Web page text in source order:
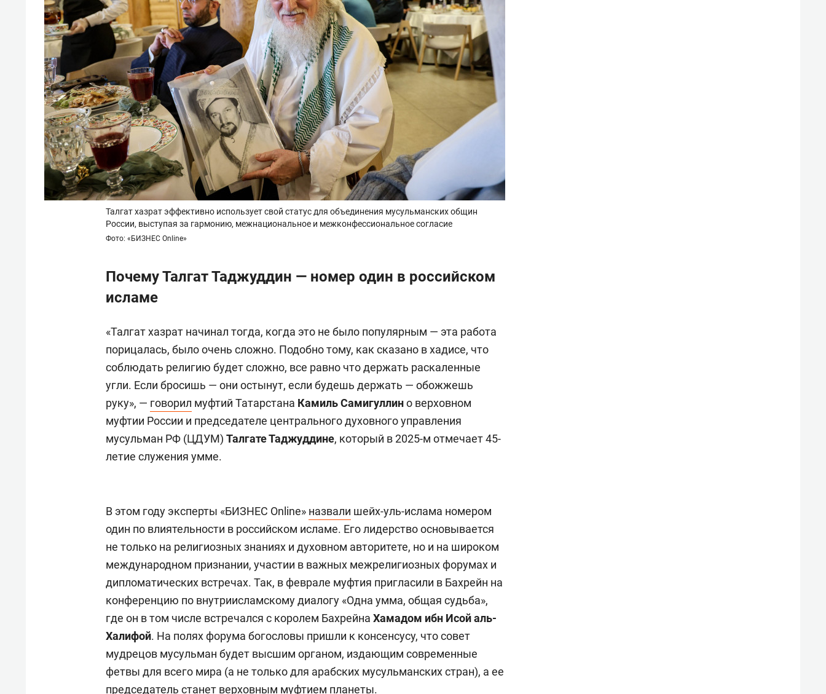
Талгат хазрат эффективно использует свой статус для объединения мусульманских общин
России, выступая за гармонию, межнациональное и межконфессиональное согласие
Фото: «БИЗНЕС Online»
Почему Талгат Таджуддин — номер один в российском
исламе
«Талгат хазрат начинал тогда, когда это не было популярным — эта работа
порицалась, было очень сложно. Подобно тому, как сказано в хадисе, что
соблюдать религию будет сложно, все равно что держать раскаленные
угли. Если бросишь — они остынут, если будешь держать — обожжешь
руку», — говорил муфтий Татарстана Камиль Самигуллино верховном
муфтии России и председателе центрального духовного управления
мусульман РФ (ЦДУМ) Талгате Таджуддине, который в 2025-м отмечает 45-
летие служения умме.
В этом году эксперты «БИЗНЕС Online» назвали шейх-уль-ислама номером
один по влиятельности в российском исламе. Его лидерство основывается
не только на религиозных знаниях и духовном авторитете, но и на широком
международном признании, участии в важных межрелигиозных форумах и
дипломатических встречах. Так, в феврале муфтия пригласили в Бахрейн на
конференцию по внутриисламскому диалогу «Одна умма, общая судьба»,
где он в том числе встречался с королем Бахрейна Хамадом ибн Исой аль-
Халифой. На полях форума богословы пришли к консенсусу, что совет
мудрецов мусульман будет высшим органом, издающим современные
фетвы для всего мира (а не только для арабских мусульманских стран), а ее
председатель станет верховным муфтием планеты.